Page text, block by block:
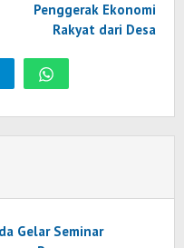
Penggerak Ekonomi
Rakyat dari Desa
Gelar Seminar